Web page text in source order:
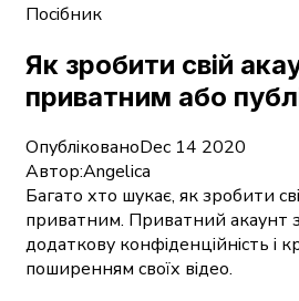
Посібник
Як зробити свій
приватним або
ОпублікованоDec 14 2020
Автор:Angelica
Багато хто шукає, як зробити
приватним. Приватний акаунт
додаткову конфіденційність і
поширенням своїх відео.